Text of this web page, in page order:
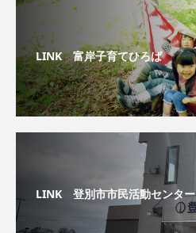
LINK 富岸子育てひろば
LINK 登別市市民活動センター